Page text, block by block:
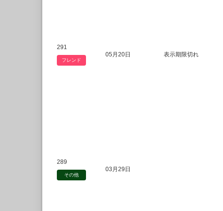
291
フレンド
05月20日 表示期限切れ
289
その他
03月29日